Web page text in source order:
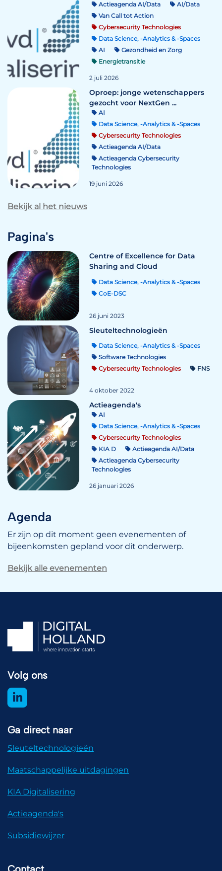
Actieagenda AI/Data
AI/Data
Van Call tot Action
Cybersecurity Technologies
Data Science, -Analytics & -Spaces
AI
Gezondheid en Zorg
Energietransitie
2 juli 2026
Oproep: jonge wetenschappers
gezocht voor NextGen ...
AI
Data Science, -Analytics & -Spaces
Cybersecurity Technologies
Actieagenda AI/Data
Actieagenda Cybersecurity
Technologies
19 juni 2026
Bekijk al het nieuws
Pagina's
Centre of Excellence for Data
Sharing and Cloud
Data Science, -Analytics & -Spaces
CoE-DSC
26 juni 2023
Sleuteltechnologieën
Data Science, -Analytics & -Spaces
Software Technologies
Cybersecurity Technologies
FNS
4 oktober 2022
Actieagenda's
AI
Data Science, -Analytics & -Spaces
Cybersecurity Technologies
KIA D
Actieagenda AI/Data
Actieagenda Cybersecurity
Technologies
26 januari 2026
Agenda
Er zijn op dit moment geen evenementen of
bijeenkomsten gepland voor dit onderwerp.
Bekijk alle evenementen
Volg ons
Ga direct naar
Sleuteltechnologieën
Maatschappelijke uitdagingen
KIA Digitalisering
Actieagenda's
Subsidiewijzer